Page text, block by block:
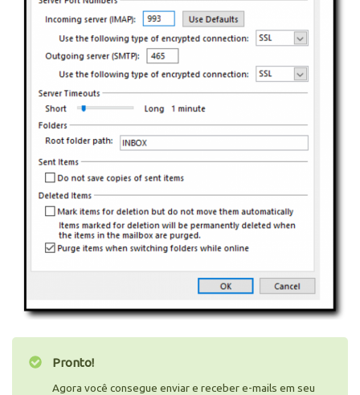
Pronto!
Agora você consegue enviar e receber e-mails em seu